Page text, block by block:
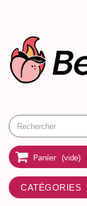
Panier (vide)
CATÉGORIES